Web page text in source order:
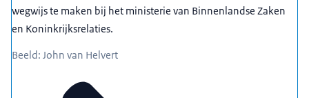
wegwijs te maken bij het ministerie van Binnenlandse Zaken
en Koninkrijksrelaties.
Beeld: John van Helvert